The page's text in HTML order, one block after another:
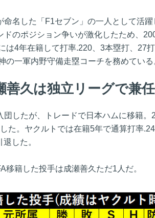
名した「F1セブン」の一人として活
のポジション争いが激化したため、
は4年在籍して打率.220、3本塁打、27
一軍内野守備走塁コーチを務めている
善久は独立リーグで兼
したが、トレードで日本ハムに移籍。
た。ヤクルトでは在籍5年で通算打率
した。
籍した投手は成瀬善久ただ1人だ。